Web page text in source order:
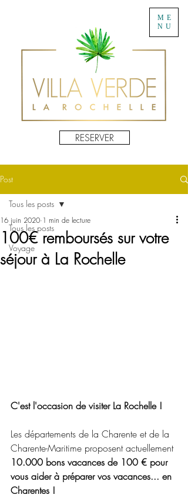
RESERVER
ME
NU
Post
Tous les posts
Voyage
Tous les posts
100€ remboursés sur votre
séjour à La Rochelle
16 juin 2020 1 min de lecture
C'est l'occasion de visiter La Rochelle !
Les départements de la Charente et de la
Charente-Maritime proposent actuellement
10.000 bons vacances de 100 € pour
vous aider à préparer vos vacances... en
Charentes !